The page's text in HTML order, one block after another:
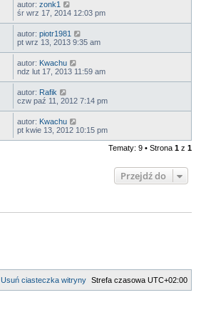
autor: zonk1
śr wrz 17, 2014 12:03 pm
autor: piotr1981
pt wrz 13, 2013 9:35 am
autor: Kwachu
ndz lut 17, 2013 11:59 am
autor: Rafik
czw paź 11, 2012 7:14 pm
autor: Kwachu
pt kwie 13, 2012 10:15 pm
Tematy: 9 • Strona 1 z 1
Przejdź do
Strefa czasowa UTC+02:00
Usuń ciasteczka witryny